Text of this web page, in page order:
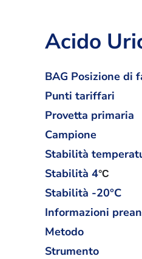
Acido
BAG Posizione di
Punti tariffari
Provetta primaria
Campione
Stabilità
Stabilità 4°C
Stabilità -20°C
Informazioni
Metodo
Strumento